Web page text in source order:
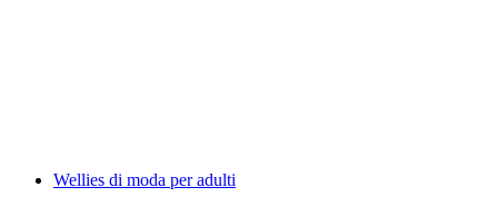
Wellies di moda per adulti